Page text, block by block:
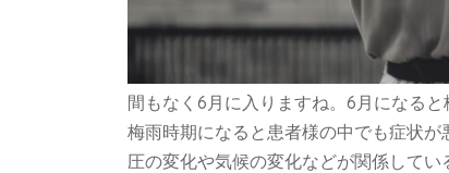
間もなく6月に入りますね。6月になる
梅雨時期になると患者様の中でも症状
圧の変化や気候の変化などが関係してい